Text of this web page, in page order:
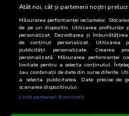
Atât noi, cât și partenerii noștri
Măsurarea performanței reclamelor.
de pe un dispozitiv. Utilizarea profilurilor
personalizat. Dezvoltarea și
de conținut personalizat. Utilizarea
publicității personalizate. Crearea
personalizată. Măsurarea performanței
limitate pentru a selecta conținutul.
sau combinații de date din surse diferite.
a selecta publicitatea. Date precise de
scanarea dispozitivului.
Listă parteneri (furnizori)